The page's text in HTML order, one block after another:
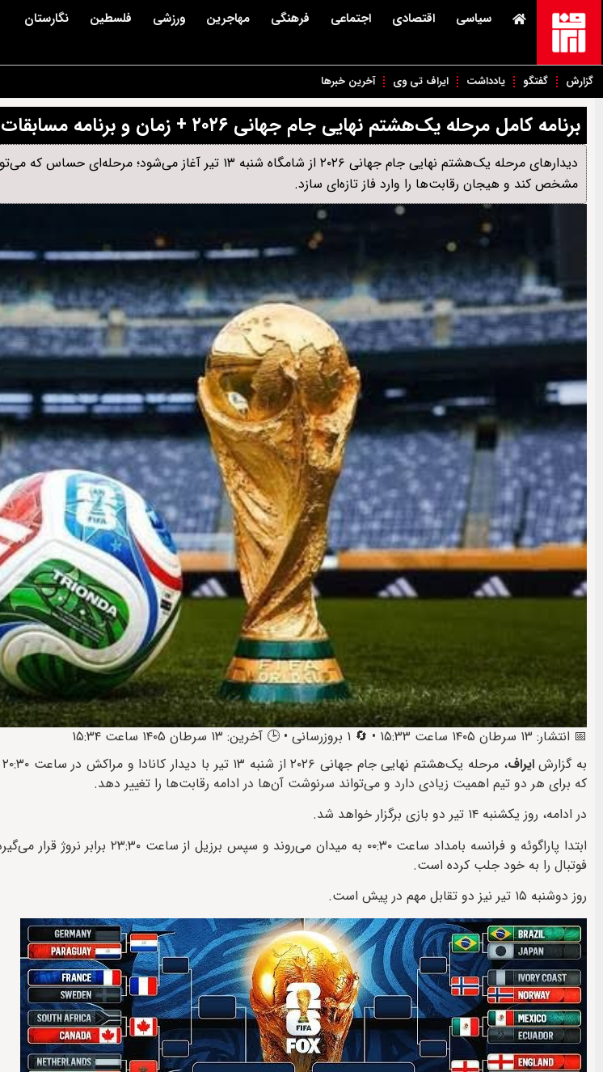
سیاسی اقتصادی اجتماعی فرهنگی مهاجرین ورزشی فلسطین نگارستان
گزارش گفتگو یادداشت ایراف تی وی آخرین خبرها
برنامه کامل مرحله یک‌هشتم نهایی جام جهانی ۲۰۲۶ + زمان و برنامه مسابقات
دیدارهای مرحله یک‌هشتم نهایی جام جهانی ۲۰۲۶ از شامگاه شنبه ۱۳ تیر
مشخص کند و هیجان رقابت‌ها را وارد فاز تازه‌ای سازد.
📅 انتشار: ۱۳ سرطان ۱۴۰۵ ساعت ۱۵:۳۳ • 🔄 ۱ بروزرسانی • 🕒 آخرین: ۱۳ سرطان ۱۴۰۵ ساعت ۱۵:۳۴
به گزارشایراف
که برای هر دو تیم اهمیت زیادی دارد و می‌تواند سرنوشت آن‌ها در ادامه رقابت‌ها را تغییر دهد.
در ادامه، روز یکشنبه ۱۴ تیر دو بازی برگزار خواهد شد.
ابتدا پاراگوئه و فرانسه بامداد ساعت ۰۰:۳۰ به
فوتبال را به خود جلب کرده است.
روز دوشنبه ۱۵ تیر نیز دو تقابل مهم در پیش است.